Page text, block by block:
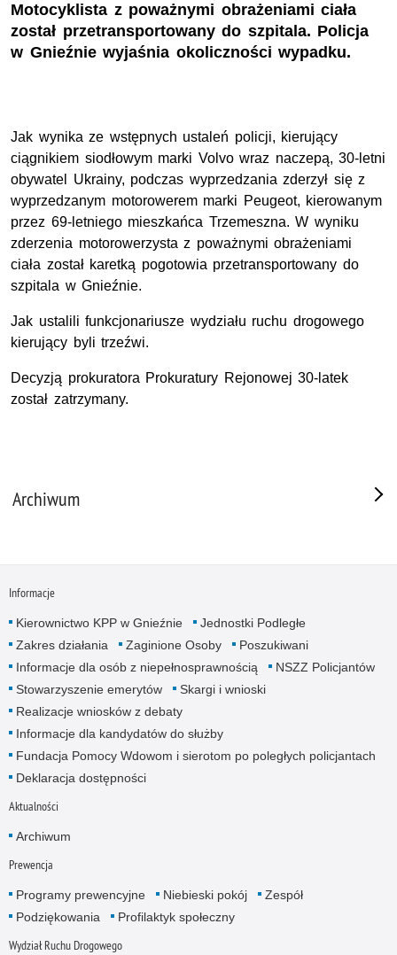
Motocyklista z poważnymi obrażeniami ciała
został przetransportowany do szpitala. Policja
w Gnieźnie wyjaśnia okoliczności wypadku.
Jak wynika ze wstępnych ustaleń policji, kierujący
ciągnikiem siodłowym marki Volvo wraz naczepą,30-letni
obywatel Ukrainy, podczas wyprzedzania zderzył się z
wyprzedzanym motorowerem marki Peugeot, kierowanym
przez 69-letniego mieszkańca Trzemeszna. W wyniku
zderzenia motorowerzysta z poważnymi obrażeniami
ciała został karetką pogotowia przetransportowany do
szpitala w Gnieźnie.
Jak ustalili funkcjonariusze wydziału ruchu drogowego
kierujący byli trzeźwi.
Decyzją prokuratora Prokuratury Rejonowej 30-latek
został zatrzymany.
Archiwum
Informacje
Kierownictwo KPP w Gnieźnie
Jednostki Podległe
Zakres działania
Zaginione Osoby
Poszukiwani
Informacje dla osób z niepełnosprawnością
NSZZ Policjantów
Stowarzyszenie emerytów
Skargi i wnioski
Realizacje wniosków z debaty
Informacje dla kandydatów do służby
Fundacja Pomocy Wdowom i sierotom po poległych policjantach
Deklaracja dostępności
Aktualności
Archiwum
Prewencja
Programy prewencyjne Niebieski pokój
Zespół
Podziękowania
Profilaktyk społeczny
Wydział Ruchu Drogowego